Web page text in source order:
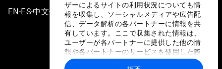
ザーによるサイトの利用状況についても情
報を収集し、ソーシャルメディアや広告配
信、データ解析の各パートナーに情報を共
有しています。ここで収集された情報は、
ユーザーが各パートナーに提供した他の情
報や各パートナーのサービスを使用した際
に収集された情報と組み合わされ、各パー
EN ▪ ES▪中文▪ 日本語